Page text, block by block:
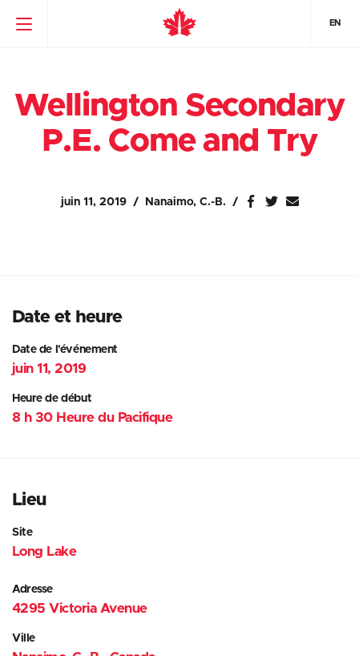
EN
Wellington Secondary
P.E. Come and Try
juin 11, 2019 Nanaimo, C.-B.
Date et heure
Date de l'événement
juin 11, 2019
Heure de début
8 h 30 Heure du Pacifique
Lieu
Site
Long Lake
Adresse
4295 Victoria Avenue
Ville